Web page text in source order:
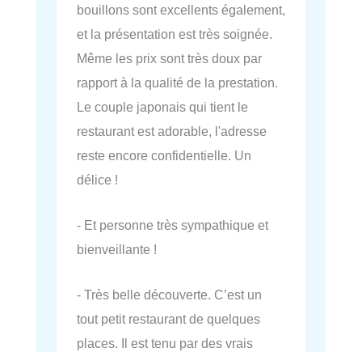
bouillons sont excellents également,
et la présentation est très soignée.
Même les prix sont très doux par
rapport à la qualité de la prestation.
Le couple japonais qui tient le
restaurant est adorable, l'adresse
reste encore confidentielle. Un
délice !
- Et personne très sympathique et
bienveillante !
- Très belle découverte. C’est un
tout petit restaurant de quelques
places. Il est tenu par des vrais